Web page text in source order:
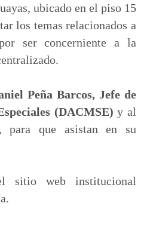
ubicado en el piso 15
los temas relacionados a
ser concerniente a la
Peña Barcos, Jefe de
(DACMSE) y al
, para que asistan en su
sitio web institucional